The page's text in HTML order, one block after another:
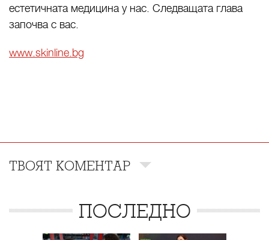
естетичната медицина у нас. Следващата глава
започва с вас.
www.skinline.bg
ТВОЯТ КОМЕНТАР
ПОСЛЕДНО